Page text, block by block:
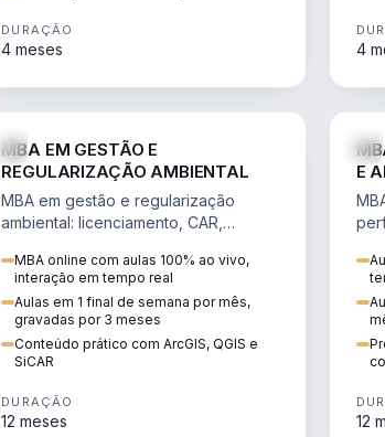
DURAÇÃO
4 meses 4
MBA EM GESTÃO E
REGULARIZAÇÃO AMBIENTAL
MBA em gestão e regularização
ambiental: licenciamento, CAR,
perícia ambiental com ArcGIS, QGIS e
SiCAR.
MBA online com aulas 100% ao vivo,
interação em tempo real
Aulas em 1 final de semana por mês,
gravadas por 3 meses
Conteúdo prático com ArcGIS, QGIS e
SiCAR
DURAÇÃO
12 meses
E
12